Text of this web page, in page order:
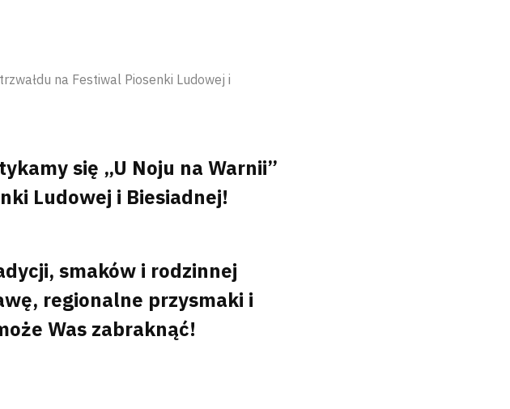
na Festiwal Piosenki Ludowej i
się „U Noju na Warnii”
Ludowej i Biesiadnej!
smaków i rodzinnej
regionalne przysmaki i
Was zabraknąć!